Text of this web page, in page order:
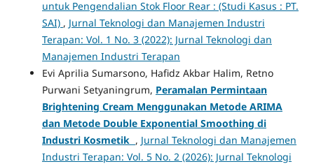
untuk Pengendalian Stok Floor Rear : (Studi Kasus : PT.
SAI) , Jurnal Teknologi dan Manajemen Industri
Terapan: Vol. 1 No. 3 (2022): Jurnal Teknologi dan
Manajemen Industri Terapan
Evi Aprilia Sumarsono, Hafidz Akbar Halim, Retno
Purwani Setyaningrum, Peramalan Permintaan
Brightening Cream Menggunakan Metode ARIMA
dan Metode Double Exponential Smoothing di
Industri Kosmetik , Jurnal Teknologi dan Manajemen
Industri Terapan: Vol. 5 No. 2 (2026): Jurnal Teknologi